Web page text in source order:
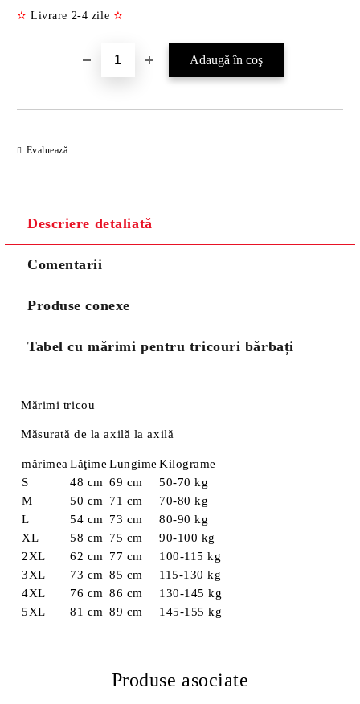
✫ Livrare 2-4 zile ✫
Evaluează
Descriere detaliată
Comentarii
Produse conexe
Tabel cu mărimi pentru tricouri bărbați
Mărimi tricou
Măsurată de la axilă la axilă
mărimea Lăţime Lungime Kilograme
S
48 cm 69 cm
50-70 kg
M
50 cm 71 cm
70-80 kg
L
54 cm 73 cm
80-90 kg
XL
58 cm 75 cm
90-100 kg
2XL
62 cm 77 cm
100-115 kg
3XL
73 cm 85 cm
115-130 kg
4XL
76 cm 86 cm
130-145 kg
5XL
81 cm 89 cm 145-155 kg
Produse asociate